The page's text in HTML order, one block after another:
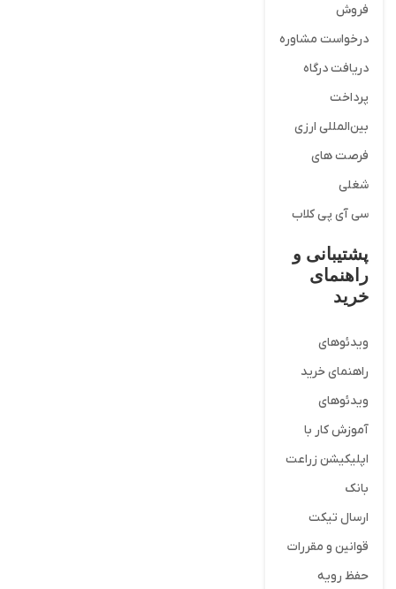
فروش
درخواست مشاوره
دریافت درگاه
پرداخت
بین‌المللی ارزی
فرصت های
شغلی
سی آی پی کلاب
پشتیبانی و
راهنمای
خرید
ویدئوهای
راهنمای خرید
ویدئوهای
آموزش کار با
اپلیکیشن زراعت
بانک
ارسال تیکت
قوانین و مقررات
حفظ رویه